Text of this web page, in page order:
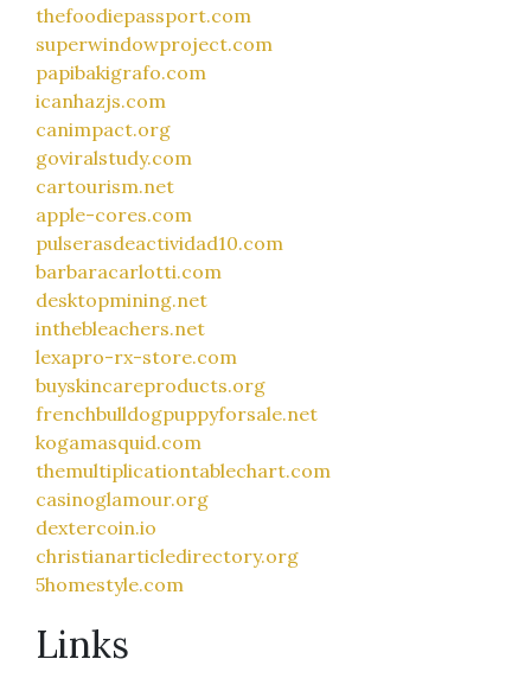
thefoodiepassport.com
superwindowproject.com
papibakigrafo.com
icanhazjs.com
canimpact.org
goviralstudy.com
cartourism.net
apple-cores.com
pulserasdeactividad10.com
barbaracarlotti.com
desktopmining.net
inthebleachers.net
lexapro-rx-store.com
buyskincareproducts.org
frenchbulldogpuppyforsale.net
kogamasquid.com
themultiplicationtablechart.com
casinoglamour.org
dextercoin.io
christianarticledirectory.org
5homestyle.com
Links